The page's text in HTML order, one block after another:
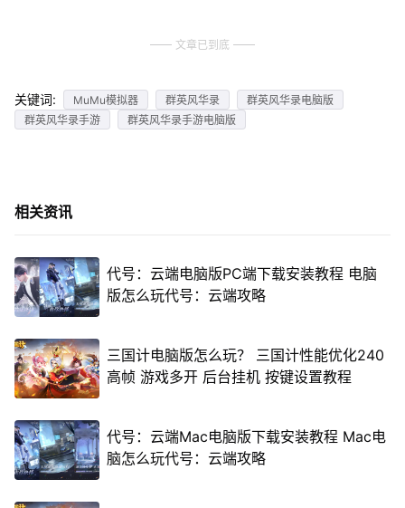
文章已到底
关键词: MuMu模拟器 群英风华录
群英风华录电脑版
群英风华录手游
群英风华录手游电脑版
相关资讯
代号：云端电脑版PC端下载安装教程 电脑
版怎么玩代号：云端攻略
三国计电脑版怎么玩？ 三国计性能优化240
高帧 游戏多开 后台挂机 按键设置教程
代号：云端Mac电脑版下载安装教程 Mac电
脑怎么玩代号：云端攻略